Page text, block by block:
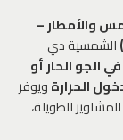
والأمطار –
الشمسية دي
الجو الحار أو
الحرارةويوفر
الطويلة،